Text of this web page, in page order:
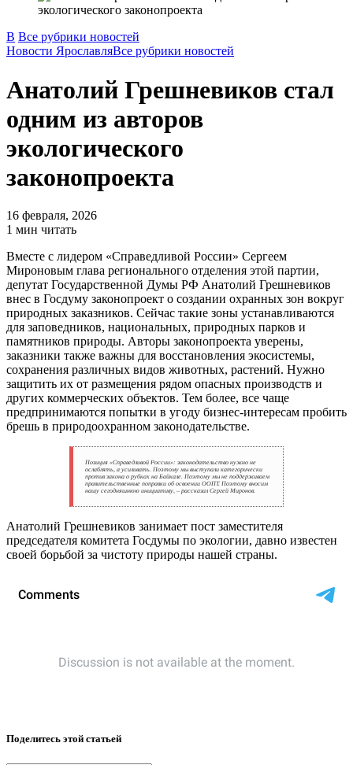
В Все рубрики новостей
Новости ЯрославляВсе рубрики новостей
Анатолий Грешневиков стал
одним из авторов
экологического
законопроекта
16 февраля, 2026
1 мин читать
Вместе с лидером «Справедливой России» Сергеем
Мироновым глава регионального отделения этой партии,
депутат Государственной Думы РФ Анатолий Грешневиков
внес в Госдуму законопроект о создании охранных зон вокруг
природных заказников. Сейчас такие зоны устанавливаются
для заповедников, национальных, природных парков и
памятников природы. Авторы законопроекта уверены,
заказники также важны для восстановления экосистемы,
сохранения различных видов животных, растений. Нужно
защитить их от размещения рядом опасных производств и
других коммерческих объектов. Тем более, все чаще
предпринимаются попытки в угоду бизнес-интересам пробить
брешь в природоохранном законодательстве.
Позиция «Справедливой России»: законодательство нужно не
ослаблять, а усиливать. Поэтому мы выступали категорически
против закона о рубках на Байкале. Поэтому мы не поддерживаем
правительственные поправки об освоении ООПТ. Поэтому вносим
нашу сегодняшнюю инициативу, – рассказал Сергей Миронов.
Анатолий Грешневиков занимает пост заместителя
председателя комитета Госдумы по экологии, давно известен
своей борьбой за чистоту природы нашей страны.
Поделитесь этой статьей